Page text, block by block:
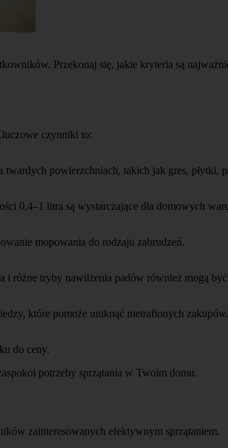
Przekonaj się, jakie kryteria są
czynniki to:
powierzchniach, takich jak gres, płytki,
0,4–1 litra są wystarczające dla domowych
mopowania do rodzaju zabrudzeń.
i różne tryby nawilżenia padów również mogą
które pomoże uniknąć nietrafionych zakupów.
do ceny.
potrzeby sprzątania w Twoim domu.
zainteresowanych efektywnym sprzątaniem.